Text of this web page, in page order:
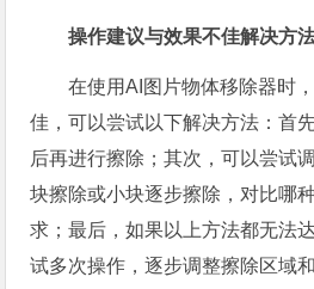
操作建议与效果不佳解决方
在使用AI图片物体移除器时
佳，可以尝试以下解决方法：首
后再进行擦除；其次，可以尝试
块擦除或小块逐步擦除，对比哪
求；最后，如果以上方法都无法
试多次操作，逐步调整擦除区域